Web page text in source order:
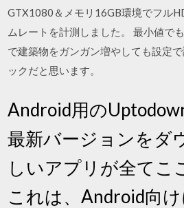
GTX1080＆メモリ16GB環境でフル
ムレートを計測しました。 最小値で
で建築物をガンガン増やしても設定
ックだと思います。
Android用の
最新バージョンをダ
しいアプリが全てこ
これは、Android向